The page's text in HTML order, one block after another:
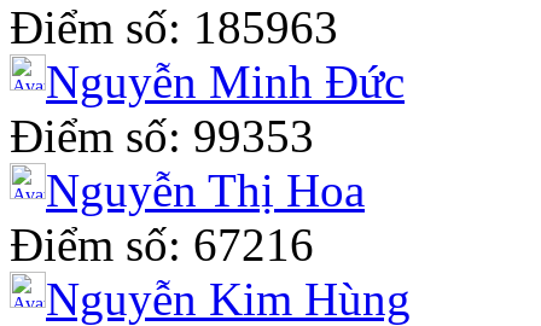
Điểm số: 185963
Nguyễn Minh Đức
Điểm số: 99353
Nguyễn Thị Hoa
Điểm số: 67216
Nguyễn Kim Hùng